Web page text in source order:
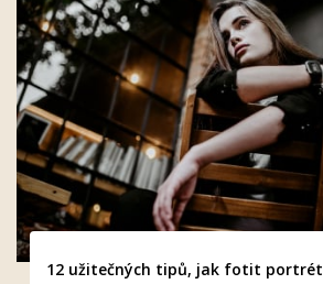
12 užitečných tipů, jak fotit portrét